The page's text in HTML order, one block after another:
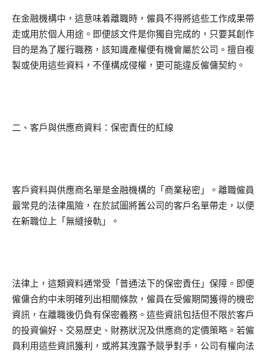
在金融機構中，這意味着離職時，僱員不得將這些工作成果帶
走或用於個人用途。即便該文件是你獨自完成的，只要其創作
目的是為了履行職務，該知識產權便有機會屬於公司。擅自複
製或使用這些資料，不僅構成侵權，更可能違反僱傭契約。
二、客戶與供應商資料：保密責任的紅線
客戶資料與供應商名單是金融機構的「商業秘密」。離職僱員
最常見的法律風險，在於試圖將舊公司的客戶名單帶走，以便
在新職位上「無縫接軌」。
法律上，這類資料通常受「普通法下的保密責任」保障。即便
僱傭合約中未明確列出相關條款，僱員在受僱期間獲得的機密
資訊，在離職後仍負有保密義務。這些資訊包括但不限於客戶
的投資偏好、交易歷史、財務狀況及供應商的定價策略。若僱
員利用這些資訊獲利，或將其洩露予競爭對手，公司有權向法